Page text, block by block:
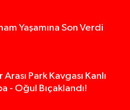
Yaşamına Son Verdi
Park Kavgası Kanlı
- Oğul Bıçaklandı!
Kardeşlerden Haber
kaza: Yaşlı çift
ağacına çarptı: 1